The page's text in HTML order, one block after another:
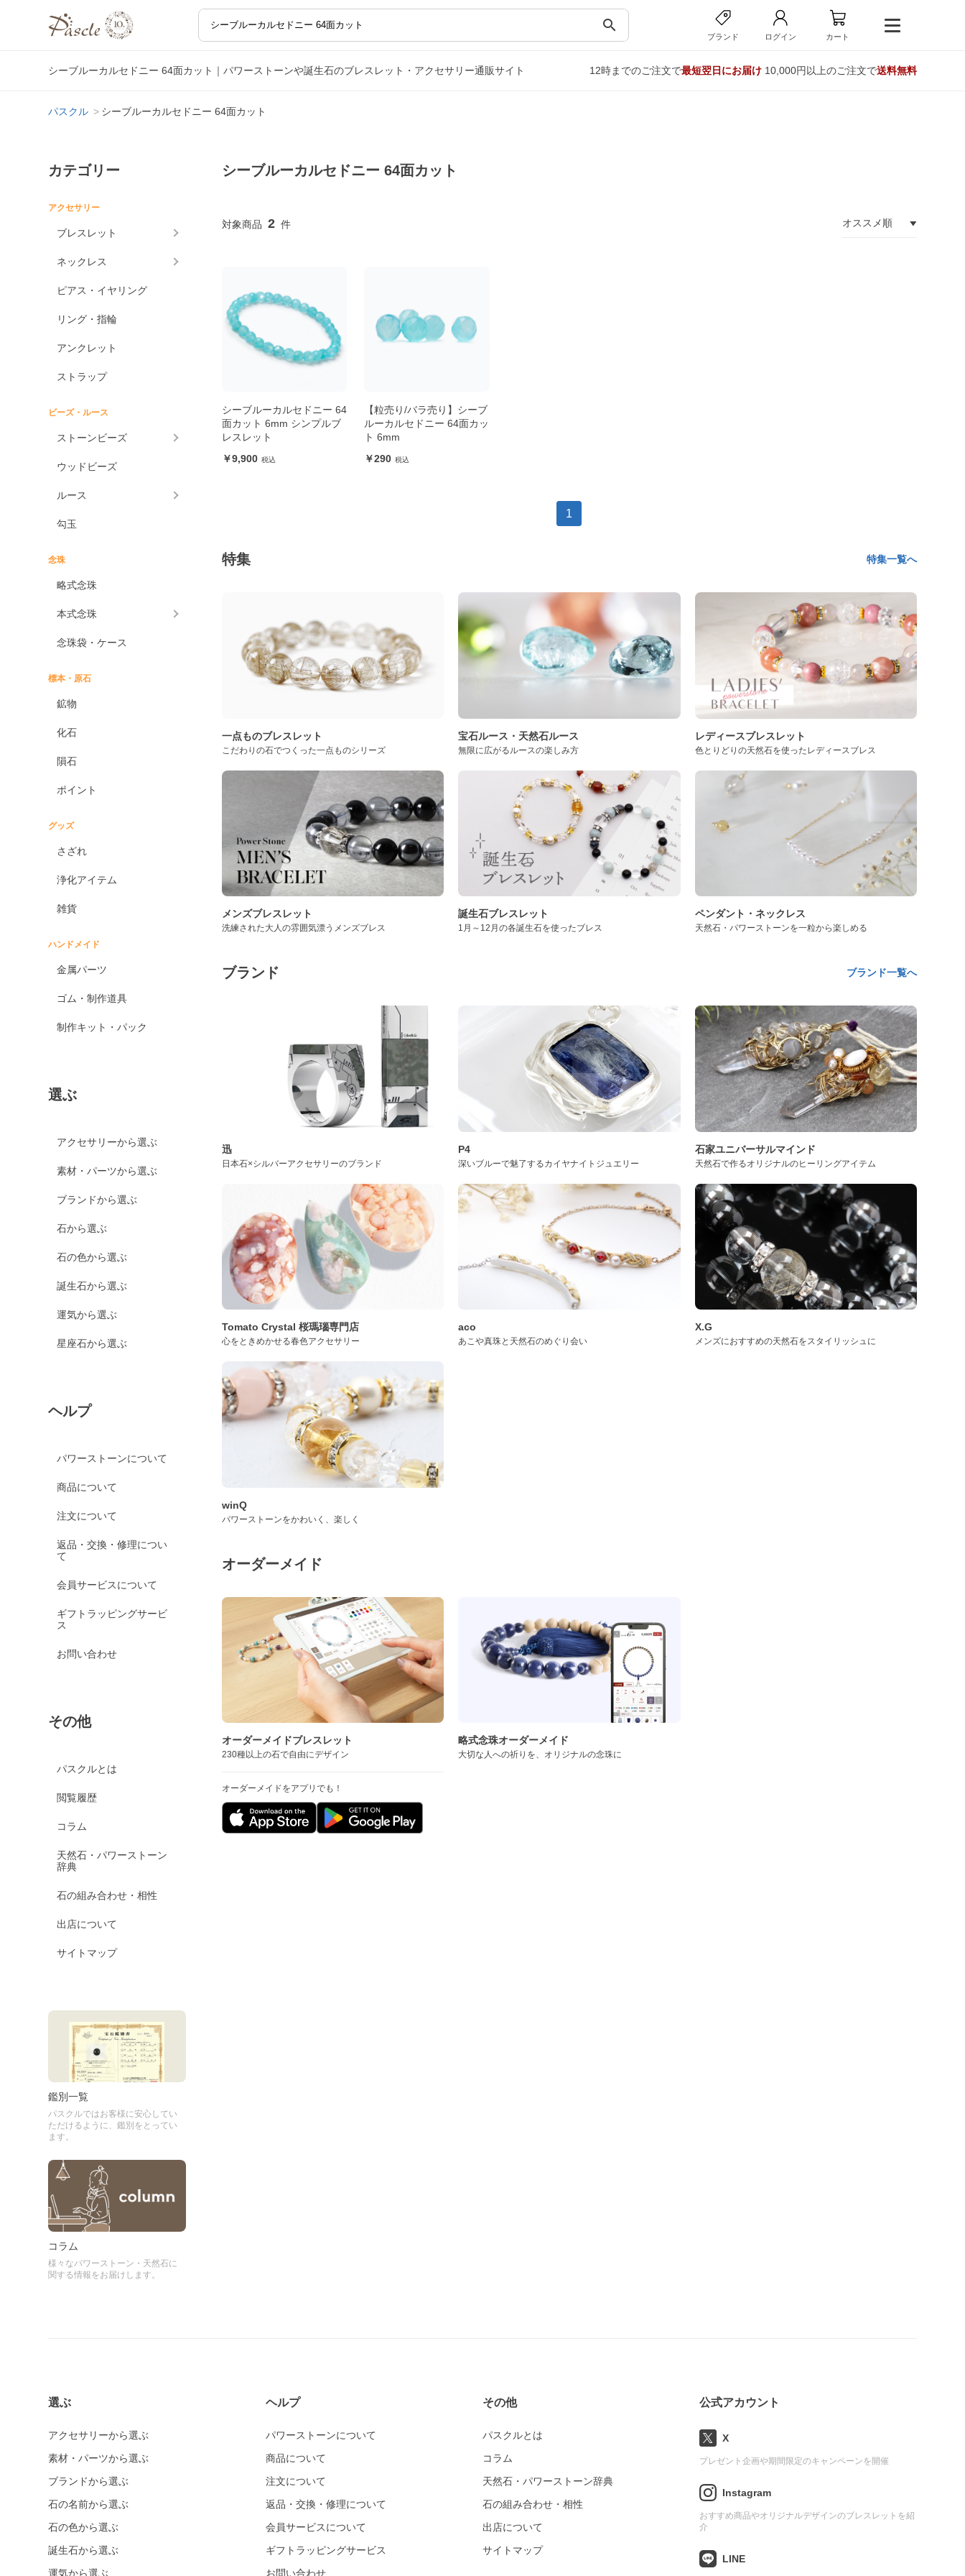
search
ブランド ログイン カート
シーブルーカルセドニー 64面カット｜パワーストーンや誕生石のブレスレット・アクセサリー通販サイト 12時までのご注文で最短翌日にお届け10,000円以上のご注文で送料無料
パスクル シーブルーカルセドニー 64面カット
カテゴリー
アクセサリー
ブレスレット
ネックレス
ピアス・イヤリング
リング・指輪
アンクレット
ストラップ
ビーズ・ルース
ストーンビーズ
ウッドビーズ
ルース
勾玉
念珠
略式念珠
本式念珠
念珠袋・ケース
標本・原石
鉱物
化石
隕石
ポイント
グッズ
さざれ
浄化アイテム
雑貨
ハンドメイド
金属パーツ
ゴム・制作道具
制作キット・パック
選ぶ
アクセサリーから選ぶ
素材・パーツから選ぶ
ブランドから選ぶ
石から選ぶ
石の色から選ぶ
誕生石から選ぶ
運気から選ぶ
星座石から選ぶ
ヘルプ
パワーストーンについて
商品について
注文について
返品・交換・修理につい
て
会員サービスについて
ギフトラッピングサービ
ス
お問い合わせ
その他
パスクルとは
閲覧履歴
コラム
天然石・パワーストーン
辞典
石の組み合わせ・相性
出店について
サイトマップ
鑑別一覧
パスクルではお客様に安心してい
ただけるように、鑑別をとってい
ます。
コラム
様々なパワーストーン・天然石に
関する情報をお届けします。
シーブルーカルセドニー 64面カット
2
シーブルーカルセドニー 64
面カット 6mm シンプルブ
レスレット
9,900
【粒売り/バラ売り】シーブ
ルーカルセドニー 64面カッ
ト 6mm
290
1
特集 特集一覧へ
一点ものブレスレット
こだわりの石でつくった一点ものシリーズ
宝石ルース・天然石ルース
無限に広がるルースの楽しみ方
レディースブレスレット
色とりどりの天然石を使ったレディースブレス
メンズブレスレット
洗練された大人の雰囲気漂うメンズブレス
誕生石ブレスレット
1月～12月の各誕生石を使ったブレス
ペンダント・ネックレス
天然石・パワーストーンを一粒から楽しめる
ブランド ブランド一覧へ
迅
日本石×シルバーアクセサリーのブランド
P4
深いブルーで魅了するカイヤナイトジュエリー
石家ユニバーサルマインド
天然石で作るオリジナルのヒーリングアイテム
Tomato Crystal 桜瑪瑙専門店
心をときめかせる春色アクセサリー
aco
あこや真珠と天然石のめぐり会い
X.G
メンズにおすすめの天然石をスタイリッシュに
winQ
パワーストーンをかわいく、楽しく
オーダーメイド
オーダーメイドブレスレット
230種以上の石で自由にデザイン
オーダーメイドをアプリでも！
略式念珠オーダーメイド
大切な人への祈りを、オリジナルの念珠に
選ぶ
アクセサリーから選ぶ
素材・パーツから選ぶ
ブランドから選ぶ
石の名前から選ぶ
石の色から選ぶ
誕生石から選ぶ
運気から選ぶ
ヘルプ
パワーストーンについて
商品について
注文について
返品・交換・修理について
会員サービスについて
ギフトラッピングサービス
お問い合わせ
その他
パスクルとは
コラム
天然石・パワーストーン辞典
石の組み合わせ・相性
出店について
サイトマップ
公式アカウント
X
プレゼント企画や期間限定のキャンペーンを開催
Instagram
おすすめ商品やオリジナルデザインのブレスレットを紹
介
LINE